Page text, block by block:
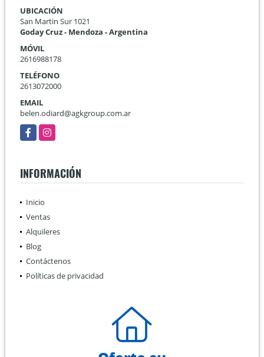
UBICACIÓN
San Martin Sur 1021
Goday Cruz - Mendoza - Argentina
MÓVIL
2616988178
TELÉFONO
2613072000
EMAIL
belen.odiard@agkgroup.com.ar
FacebookInstagram
INFORMACIÓN
Inicio
Ventas
Alquileres
Blog
Contáctenos
Políticas de privacidad